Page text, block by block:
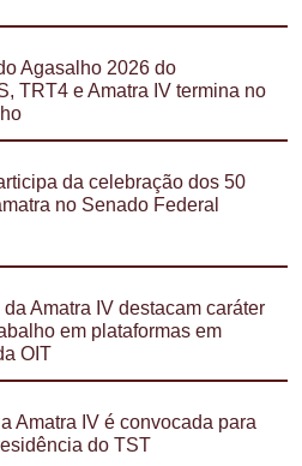
Agasalho 2026 do
TRT4 e Amatra IV termina no
da celebração dos 50
no Senado Federal
Amatra IV destacam caráter
em plataformas em
OIT
Amatra IV é convocada para
do TST